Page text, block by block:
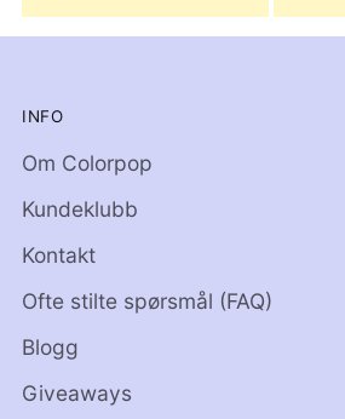
INFO
Om Colorpop
Kundeklubb
Kontakt
Ofte stilte spørsmål (FAQ)
Blogg
Giveaways